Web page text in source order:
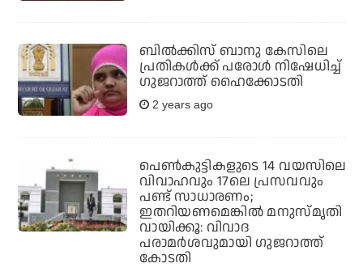
ബില്‍ക്കിസ് ബാനു കേസിലെ
പ്രതികൾക്ക് പരോൾ നിഷേധിച്ച് ​
ഗുജറാത്ത് ഹൈക്കോടതി
2 years ago
പെണ്‍കുട്ടികളുടെ 14 വയസിലെ
വിവാഹവും 17ലെ പ്രസവവും
പണ്ട് സാധാരണം;
ഇതറിയണമെങ്കില്‍ മനുസ്മൃതി
വായിക്കൂ: വിവാദ
പരാമര്‍ശവുമായി ഗുജറാത്ത്
കോടതി